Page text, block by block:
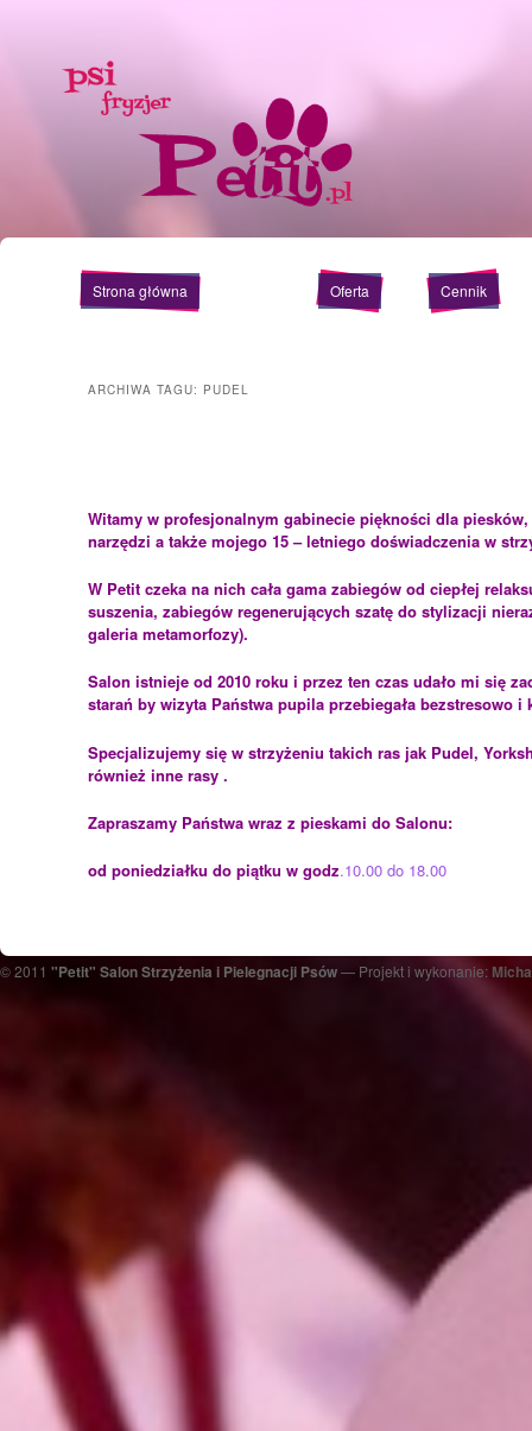
Główne menu Przeskocz do tekstu
Przeskocz do widgetów
Strona główna Oferta Cennik
ARCHIWA TAGU: PUDEL
Witamy w profesjonalnym gabineciepiękności dla
narzędzi a także mojego 15 – letniego doświadczenia w
W Petit czeka na nich cała gama zabiegów od ciepłej
suszenia, zabiegów regenerujących szatę do stylizacji
galeria metamorfozy).
Salon istnieje od 2010 roku i przez ten czas udało mi się
starań by wizyta Państwa pupila przebiegała
Specjalizujemy się w strzyżeniu takich ras jak Pudel,
również inne rasy .
Zapraszamy Państwa wraz z pieskami do Salonu:
od poniedziałku do piątku w godz.10.00 do 18.00
© 2011 "Petit" Salon Strzyżenia i Pielegnacji Psów— Projekt i wykonanie: